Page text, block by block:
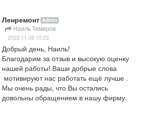
Ленремонт Admin
Наиль Тимиров
2022.11.08 15:22
Добрый день, Наиль!
Благодарим за отзыв и высокую оценку
нашей работы! Ваши добрые слова
мотивируют нас работать ещё лучше .
Мы очень рады, что Вы остались
довольны обращением в нашу фирму.